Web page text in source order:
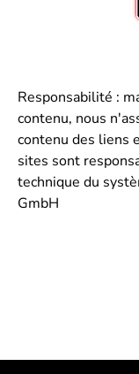
Responsabilité :
contenu, nous
contenu des liens
sites sont
technique du
GmbH